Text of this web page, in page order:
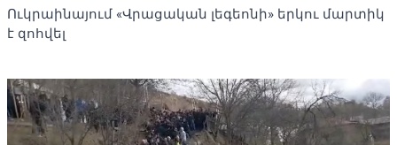
Ուկրաինայում «Վրացական լեգեոնի» երկու մարտիկ
է զոհվել